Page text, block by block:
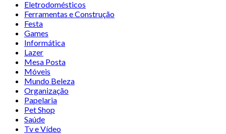
Eletrodomésticos
Ferramentas e Construção
Festa
Games
Informática
Lazer
Mesa Posta
Móveis
Mundo Beleza
Organização
Papelaria
Pet Shop
Saúde
Tv e Vídeo